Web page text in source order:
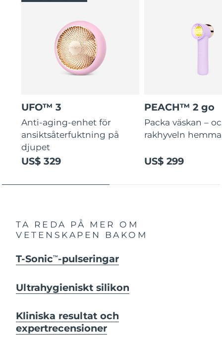
UFO™ 3
Anti-aging-enhet för
ansiktsåterfuktning på
djupet
US$ 329
PEACH™ 2 go
Packa väskan –
rakhyveln
US$ 299
TA REDA PÅ MER OM
VETENSKAPEN BAKOM
T-SonicTM -pulseringar
Ultrahygieniskt silikon
Kliniska resultat och
expertrecensioner